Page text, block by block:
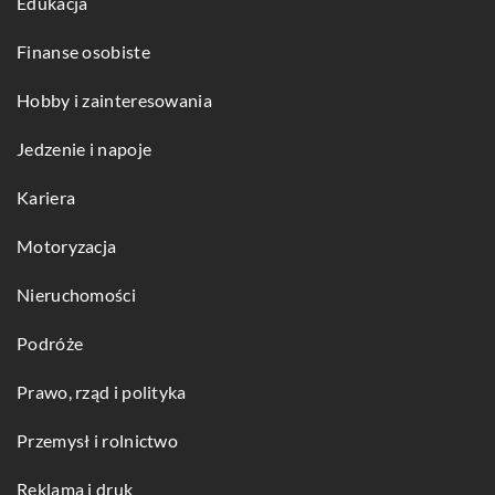
Finanse osobiste
Hobby i zainteresowania
Jedzenie i napoje
Kariera
Motoryzacja
Nieruchomości
Podróże
Prawo, rząd i polityka
Przemysł i rolnictwo
Reklama i druk